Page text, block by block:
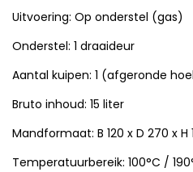
Uitvoering: Op onderstel (gas)
Onderstel: 1 draaideur
Aantal kuipen: 1 (afgeronde
Bruto inhoud: 15 liter
Mandformaat: B 120 x D 270 x H
Temperatuurbereik: 100°C /